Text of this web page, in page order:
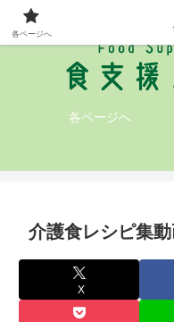
大崎地域
各ページへ
介護食レシピ集動
X
各ページへ